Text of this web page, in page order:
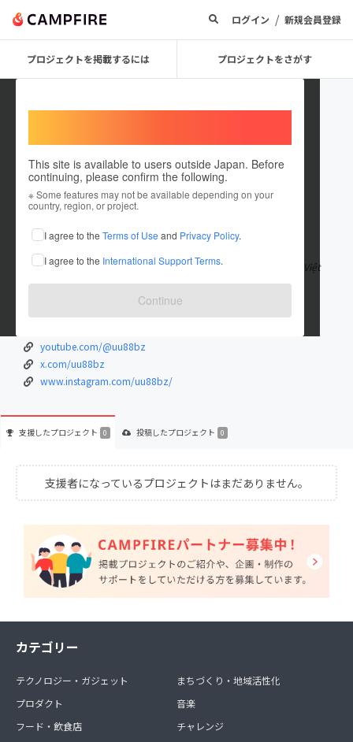
ログイン / 新規会員登録
プロジェクトを掲載するには プロジェクトをさがす
This site is available to users outside Japan. Before
continuing, please confirm the following.
※ Some features may not be available depending on your
country, region, or project.
I agree to the Terms of Use and Privacy Policy.
I agree to the International Support Terms.
Continue
uu88bz
在住国：日本
出身国：日本
UU88 là một trong những cổng game giải trí đỉnh cao hàng đầu Việt
Nam, được biết đến với s もっと見る
youtube.com/@uu88bz
x.com/uu88bz
www.instagram.com/uu88bz/
支援したプロジェクト 0 投稿したプロジェクト 0
支援者になっているプロジェクトはまだありません。
カテゴリー
テクノロジー・ガジェット
プロダクト
フード・飲食店
まちづくり・地域活性化
音楽
チャレンジ